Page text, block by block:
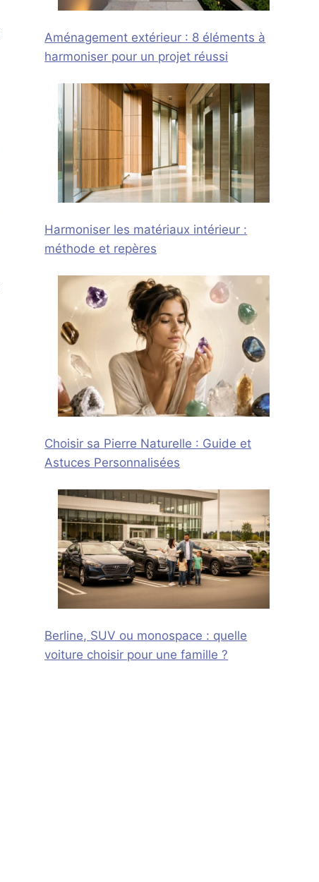
Aménagement extérieur : 8 éléments à
harmoniser pour un projet réussi
Harmoniser les matériaux intérieur :
méthode et repères
Choisir sa Pierre Naturelle : Guide et
Astuces Personnalisées
Berline, SUV ou monospace : quelle
voiture choisir pour une famille ?